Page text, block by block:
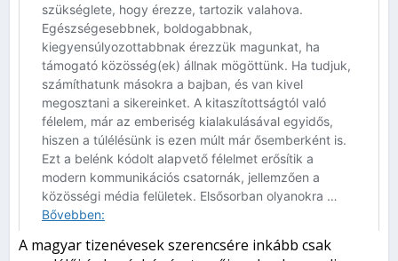
A magyar tizenévesek szerencsére inkább csak